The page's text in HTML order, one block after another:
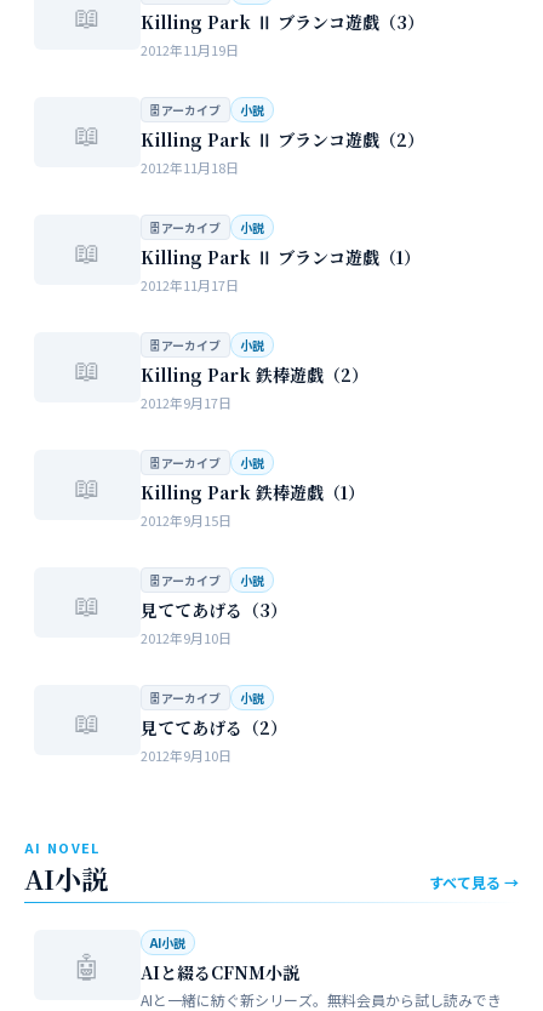
📖 Killing Park Ⅱ ブランコ遊戯（3）
2012年11月19日
📖
🗄 アーカイブ 小説
Killing Park Ⅱ ブランコ遊戯（2）
2012年11月18日
📖
🗄 アーカイブ 小説
Killing Park Ⅱ ブランコ遊戯（1）
2012年11月17日
📖
🗄 アーカイブ 小説
Killing Park 鉄棒遊戯（2）
2012年9月17日
📖
🗄 アーカイブ 小説
Killing Park 鉄棒遊戯（1）
2012年9月15日
📖
🗄 アーカイブ 小説
見ててあげる（3）
2012年9月10日
📖
🗄 アーカイブ 小説
見ててあげる（2）
2012年9月10日
AI NOVEL
AI小説 すべて見る →
🤖
AI小説
AIと綴るCFNM小説
AIと一緒に紡ぐ新シリーズ。無料会員から試し読みでき